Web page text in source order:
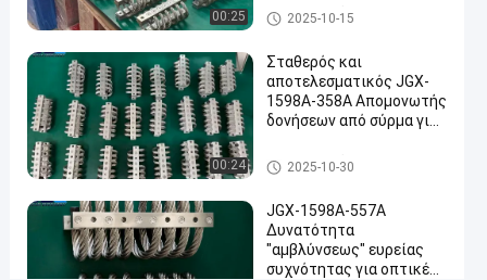
Αποσβεστήρας
δονήσεων
#
αποσβεστικό
μονωτήρα
συρματόπλεγματος
#
Αμβλυντής
δονήσεων
σχοινιών
00:25
Μονωτής δόνησης σχοινιών
καλωδίων
2025-10-15
00:24
Σταθερός και
αποτελεσματικός JGX-
1598A-358A Απομονωτής
δονήσεων από σύρμα για
εξοπλισμό πλοήγησης
Μονωτής δόνησης σχοινιών
καλωδίων
2025-10-30
JGX-1598A-557A
Δυνατότητα
"αμβλύνσεως" ευρείας
συχνότητας για οπτικές